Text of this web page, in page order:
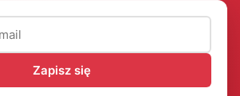
Zapisz się